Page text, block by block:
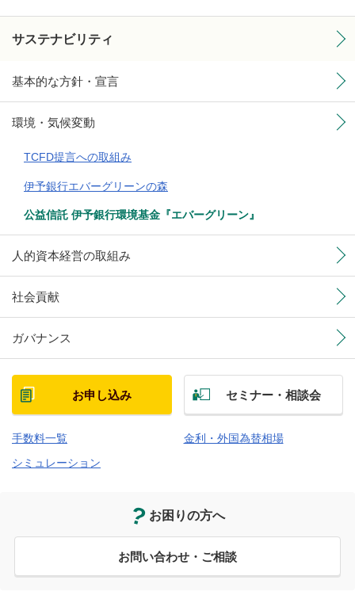
サステナビリティ
基本的な方針・宣言
環境・気候変動
TCFD提言への取組み
伊予銀行エバーグリーンの森
公益信託 伊予銀行環境基金『エバーグリーン』
人的資本経営の取組み
社会貢献
ガバナンス
お申し込み セミナー・相談会
手数料一覧
金利・外国為替相場
シミュレーション
お困りの方へ
お問い合わせ・ご相談